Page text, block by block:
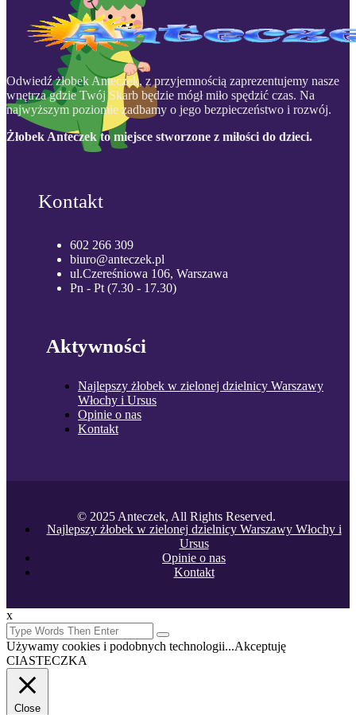
Odwiedź żłobek Anteczek, z przyjemnością zaprezentujemy nasze
wnętrza gdzie Twój Skarb będzie mógł miło spędzić czas. Na
najwyższym poziomie zadbamy o jego bezpieczeństwo i rozwój.
Żłobek Anteczek to miejsce stworzone z miłości do dzieci.
Kontakt
602 266 309
biuro@anteczek.pl
ul.Czereśniowa 106, Warszawa
Pn - Pt (7.30 - 17.30)
Aktywności
Najlepszy żłobek w zielonej dzielnicy Warszawy
Włochy i Ursus
Opinie o nas
Kontakt
© 2025 Anteczek, All Rights Reserved.
Najlepszy żłobek w zielonej dzielnicy Warszawy Włochy i
Ursus
Opinie o nas
Kontakt
x
Używamy cookies i podobnych technologii...Akceptuję
CIASTECZKA
Close